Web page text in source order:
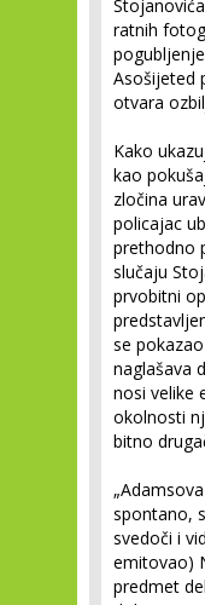
ratnih
Asošijeted
otvara
Kako
kao
zločina
policajac
prethodno
slučaju
prvobitni
se
naglašava
nosi velike
okolnosti
bitno
spontano,
svedoči i
emitovao)
predmet